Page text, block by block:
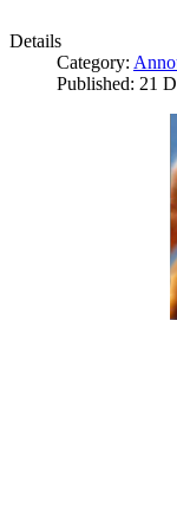
Details
Category:
Published: 21